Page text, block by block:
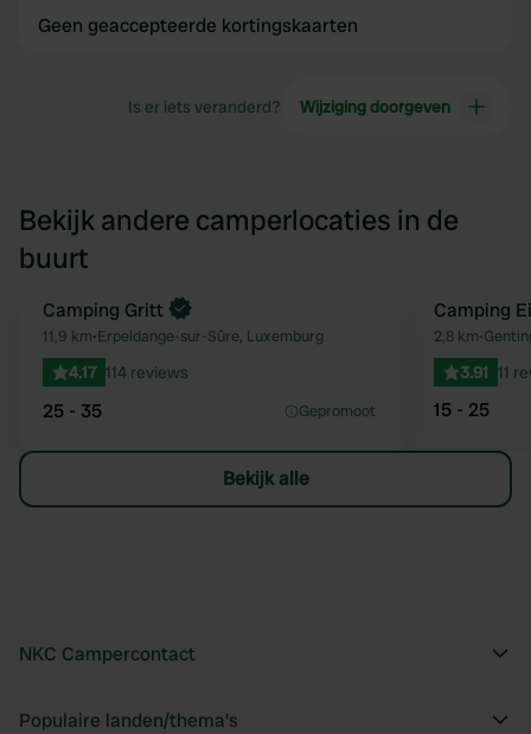
Geen geaccepteerde kortingskaarten
Is er iets veranderd? Wijziging doorgeven
Bekijk andere camperlocaties in de
buurt
Favoriet
Boek direct
Camping Gritt
11,9 km•Erpeldange-sur-Sûre, Luxemburg
4.17 114 reviews
25 - 35 Gepromoot
Camping
2,8 km•
3.91 11
15 - 25
Bekijk alle
NKC Campercontact
Populaire landen/thema's